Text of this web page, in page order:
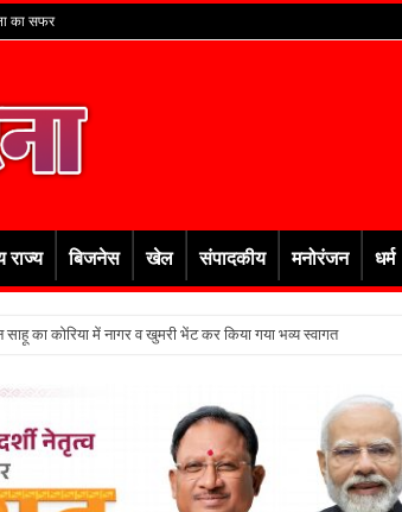
का सफर
राज्य बिजनेस खेल संपादकीय मनोरंजन धर्म
का कोरिया में नागर व खुमरी भेंट कर किया गया भव्य स्वागत